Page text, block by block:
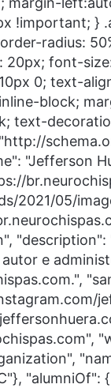
!important; }
radius:
20px; font-
0; text-
block;
text-
"Jefferson
2021/05/
"description":
e
"alumniOf":